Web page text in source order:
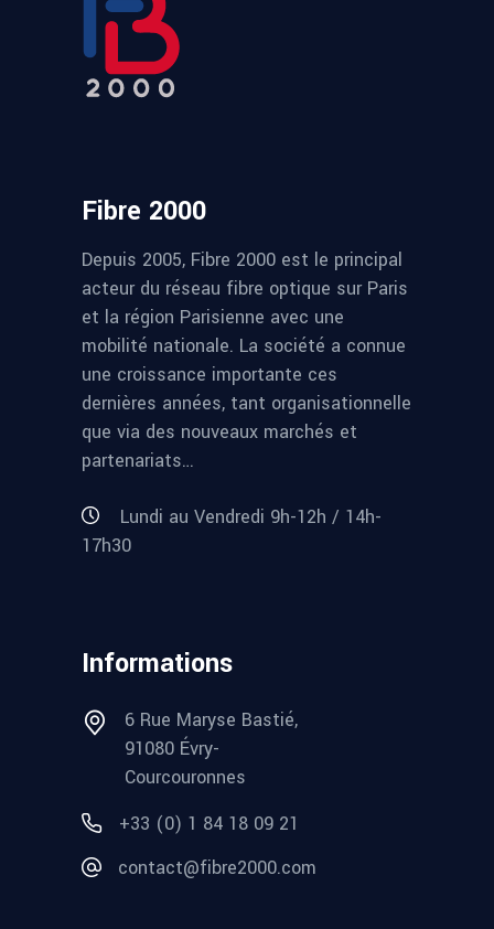
Fibre 2000
Depuis 2005, Fibre 2000 est le principal
acteur du réseau fibre optique sur Paris
et la région Parisienne avec une
mobilité nationale. La société a connue
une croissance importante ces
dernières années, tant organisationnelle
que via des nouveaux marchés et
partenariats…
Lundi au Vendredi 9h-12h / 14h-
17h30
Informations
6 Rue Maryse Bastié,
91080 Évry-
Courcouronnes
+33 (0) 1 84 18 09 21
contact@fibre2000.com